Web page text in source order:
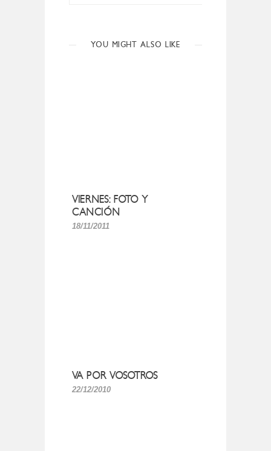
YOU MIGHT ALSO LIKE
VIERNES: FOTO Y
CANCIÓN
18/11/2011
VA POR VOSOTROS
22/12/2010